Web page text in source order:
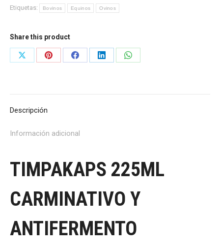
ANTIFERMENTO
Etiquetas: Bovinos Equinos Ovinos
Share this product
Share
Share
Share
Share
Share
Descripción
Información adicional
TIMPAKAPS 225ML
CARMINATIVO Y
ANTIFERMENTO